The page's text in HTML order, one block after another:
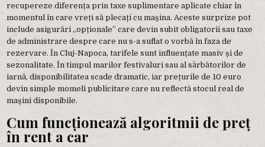
recupereze diferența prin taxe suplimentare aplicate chiar în
momentul în care vreți să plecați cu mașina. Aceste surprize pot
include asigurări „opționale” care devin subit obligatorii sau taxe
de administrare despre care nu s-a suflat o vorbă în faza de
rezervare. În Cluj-Napoca, tarifele sunt influențate masiv și de
sezonalitate. În timpul marilor festivaluri sau al sărbătorilor de
iarnă, disponibilitatea scade dramatic, iar prețurile de 10 euro
devin simple momeli publicitare care nu reflectă stocul real de
mașini disponibile.
Cum funcționează algoritmii de preț
în rent a car